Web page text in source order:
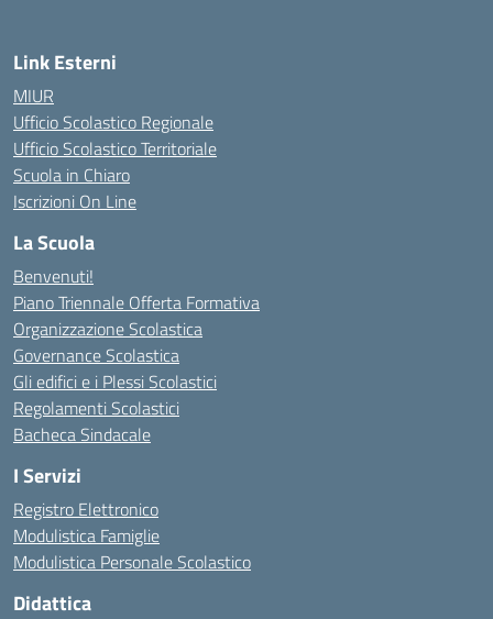
Link Esterni
MIUR
Ufficio Scolastico Regionale
Ufficio Scolastico Territoriale
Scuola in Chiaro
Iscrizioni On Line
La Scuola
Benvenuti!
Piano Triennale Offerta Formativa
Organizzazione Scolastica
Governance Scolastica
Gli edifici e i Plessi Scolastici
Regolamenti Scolastici
Bacheca Sindacale
I Servizi
Registro Elettronico
Modulistica Famiglie
Modulistica Personale Scolastico
Didattica